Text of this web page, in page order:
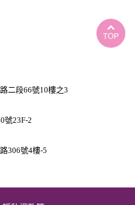
二段66號10樓之3
號23F-2
306號4樓-5